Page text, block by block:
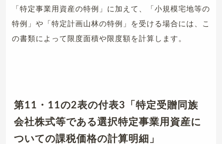
「特定事業用資産の特例」に加えて、「小規模宅地等の
特例」や「特定計画山林の特例」を受ける場合には、こ
の書類によって限度面積や限度額を計算します。
第11・11の2表の付表3「特定受贈同族
会社株式等である選択特定事業用資産に
ついての課税価格の計算明細」